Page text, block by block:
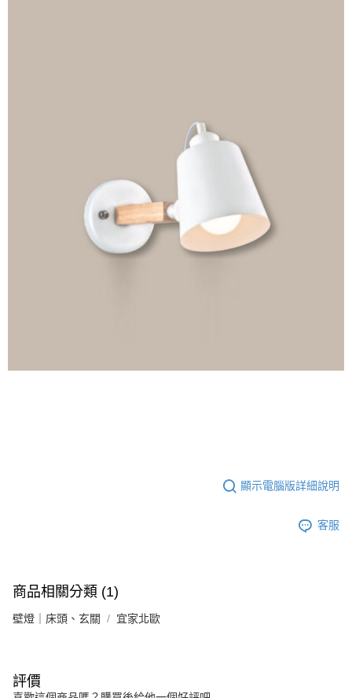
顯示電腦版詳細說明
客服
商品相關分類 (1)
壁燈｜床頭、玄關 宜家北歐
評價